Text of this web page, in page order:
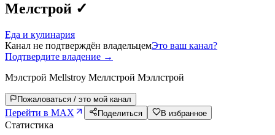
Мелстрой ✓
Еда и кулинария
Канал не подтверждён владельцемЭто ваш канал?
Подтвердите владение →
Мэлстрой Mellstroy Меллстрой Мэллстрой
Пожаловаться / это мой канал
Перейти в MAX Поделиться В избранное
Статистика